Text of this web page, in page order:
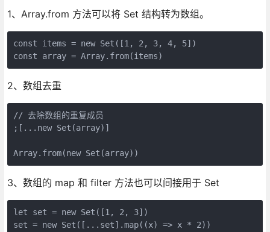
1、Array.from 方法可以将 Set 结构转为数组。
const items = new Set([1, 2, 3, 4, 5])
const array = Array.from(items)
2、数组去重
// 去除数组的重复成员
;[...new Set(array)]
Array.from(new Set(array))
3、数组的 map 和 filter 方法也可以间接用于 Set
let set = new Set([1, 2, 3])
set = new Set([...set].map((x) => x * 2))